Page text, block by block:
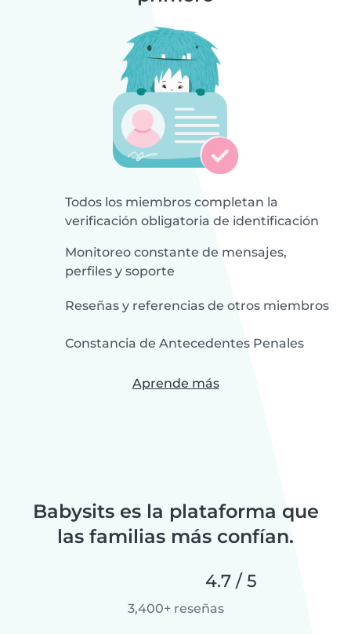
Todos los miembros completan la
verificación obligatoria de identificación
Monitoreo constante de mensajes,
perfiles y soporte
Reseñas y referencias de otros miembros
Constancia de Antecedentes Penales
Aprende más
Babysits es la plataforma que
las familias más confían.
4.7 / 5
3,400+ reseñas